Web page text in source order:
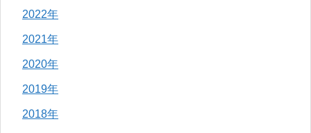
2022年
2021年
2020年
2019年
2018年